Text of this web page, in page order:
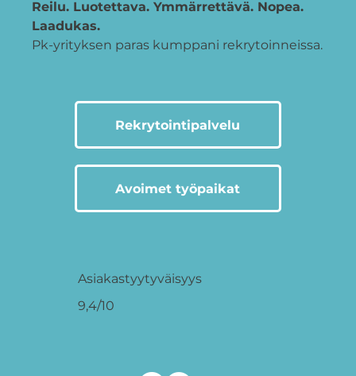
Reilu. Luotettava. Ymmärrettävä. Nopea.
Laadukas.
Pk-yrityksen paras kumppani rekrytoinneissa.
Rekrytointipalvelu
Avoimet työpaikat
Asiakastyytyväisyys
9,4/10